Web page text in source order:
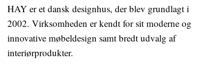
HAY er et dansk designhus, der blev grundlagt i
2002. Virksomheden er kendt for sit moderne og
innovative møbeldesign samt bredt udvalg af
interiørprodukter.